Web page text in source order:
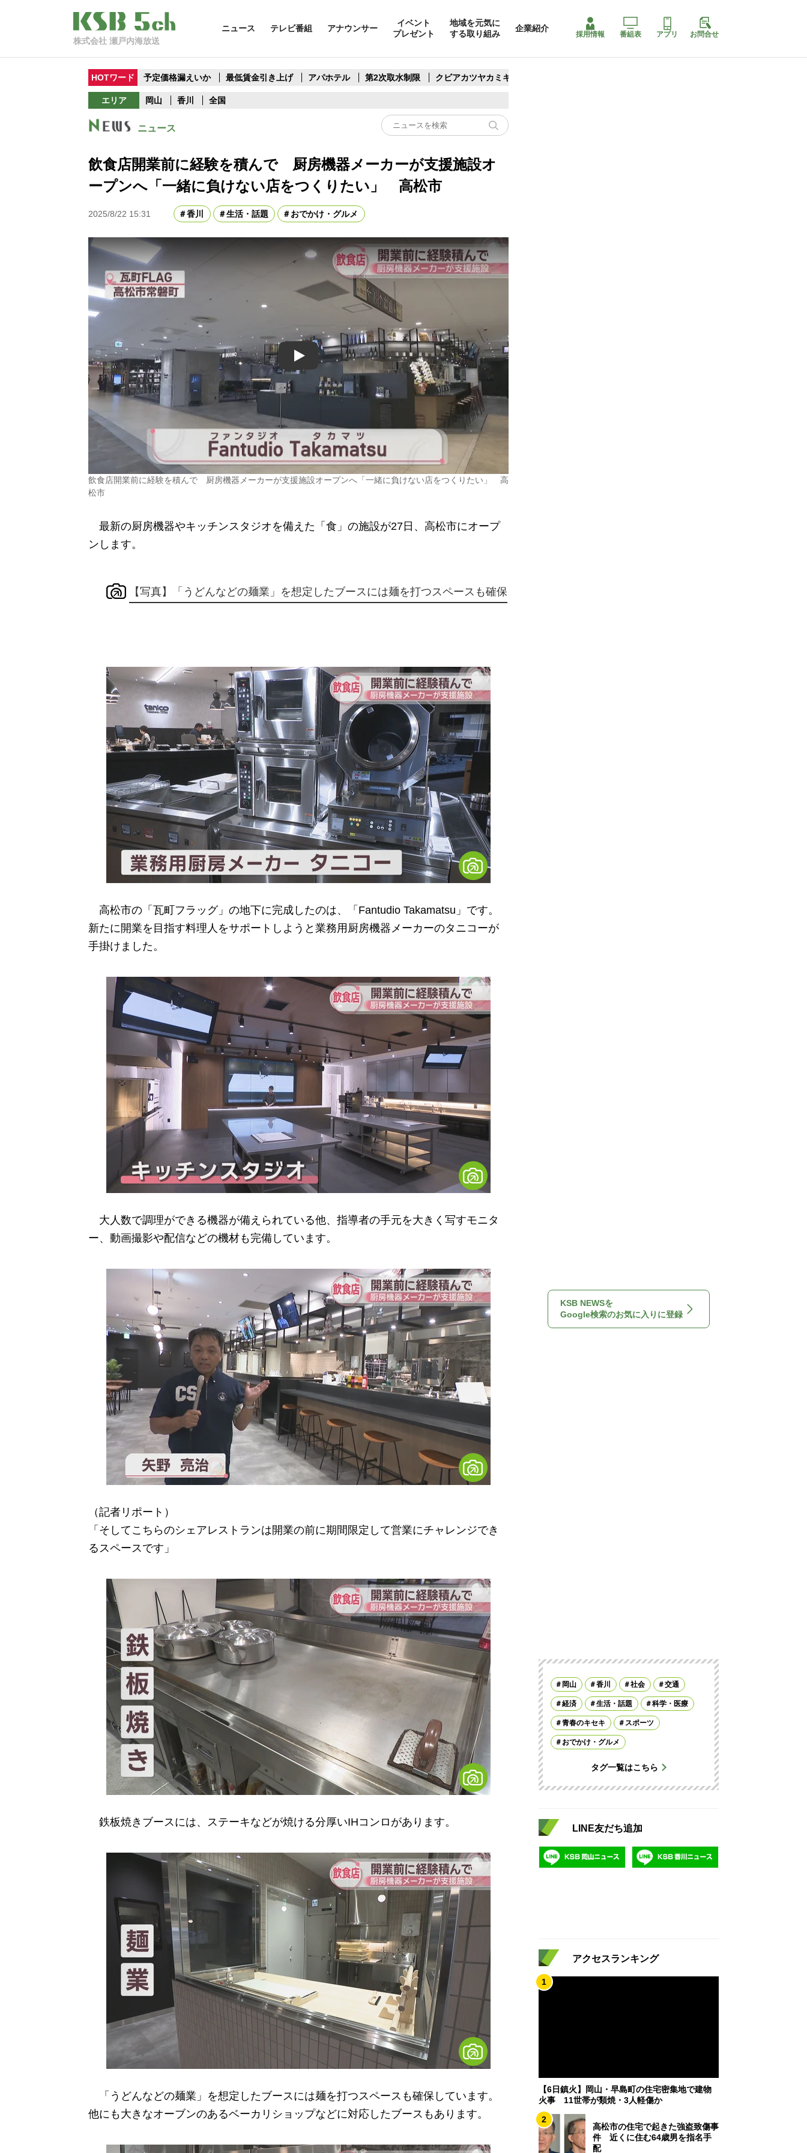
株式会社 瀬戸内海放送
ニュース テレビ番組 アナウンサー
イベント
プレゼント
地域を元気に
する取り組み
企業紹介
採用情報 番組表 アプリ お問合せ
HOTワード 予定価格漏えいか 最低賃金引き上げ アパホテル 第2次取水制限 クビアカツヤカミキリ
エリア 岡山 香川 全国
ニュース
飲食店開業前に経験を積んで 厨房機器メーカーが支援施設オ
ープンへ「一緒に負けない店をつくりたい」 高松市
2025/8/22 15:31 香川 生活・話題 おでかけ・グルメ
Play
飲食店開業前に経験を積んで 厨房機器メーカーが支援施設オープンへ「一緒に負けない店をつくりたい」 高
松市
最新の厨房機器やキッチンスタジオを備えた「食」の施設が27日、高松市にオープ
ンします。
【写真】「うどんなどの麺業」を想定したブースには麺を打つスペースも確保
高松市の「瓦町フラッグ」の地下に完成したのは、「Fantudio Takamatsu」です。
新たに開業を目指す料理人をサポートしようと業務用厨房機器メーカーのタニコーが
手掛けました。
大人数で調理ができる機器が備えられている他、指導者の手元を大きく写すモニタ
ー、動画撮影や配信などの機材も完備しています。
（記者リポート）
「そしてこちらのシェアレストランは開業の前に期間限定して営業にチャレンジでき
るスペースです」
鉄板焼きブースには、ステーキなどが焼ける分厚いIHコンロがあります。
「うどんなどの麺業」を想定したブースには麺を打つスペースも確保しています。
他にも大きなオーブンのあるベーカリショップなどに対応したブースもあります。
KSB NEWSを
Google検索のお気に入りに登録
岡山 香川 社会 交通
経済 生活・話題 科学・医療
青春のキセキ スポーツ
おでかけ・グルメ
タグ一覧はこちら
LINE友だち追加
アクセスランキング
1
【6日鎮火】岡山・早島町の住宅密集地で建物
火事 11世帯が類焼・3人軽傷か
2
高松市の住宅で起きた強盗致傷事
件 近くに住む64歳男を指名手
配